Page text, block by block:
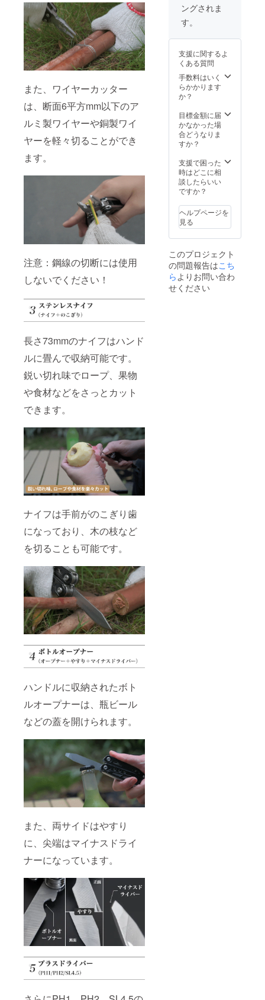
また、ワイヤーカッター
は、断面6平方mm以下のア
ルミ製ワイヤーや銅製ワイ
ヤーを軽々切ることができ
ます。
注意：鋼線の切断には使用
しないでください！
長さ73mmのナイフはハンド
ルに畳んで収納可能です。
鋭い切れ味でロープ、果物
や食材などをさっとカット
できます。
ナイフは手前がのこぎり歯
になっており、木の枝など
を切ることも可能です。
ハンドルに収納されたボト
ルオープナーは、瓶ビール
などの蓋を開けられます。
また、両サイドはやすり
に、尖端はマイナスドライ
ナーになっています。
ングされま
す。
支援に関するよ
くある質問
手数料はいく
らかかります
か？
目標金額に届
かなかった場
合どうなりま
すか？
支援で困った
時はどこに相
談したらいい
ですか？
ヘルプページを
見る
このプロジェクト
の問題報告はこち
ら よりお問い合わ
せください